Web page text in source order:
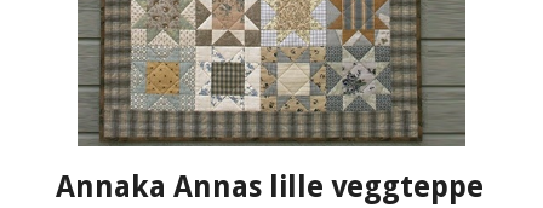
Annaka Annas lille veggteppe